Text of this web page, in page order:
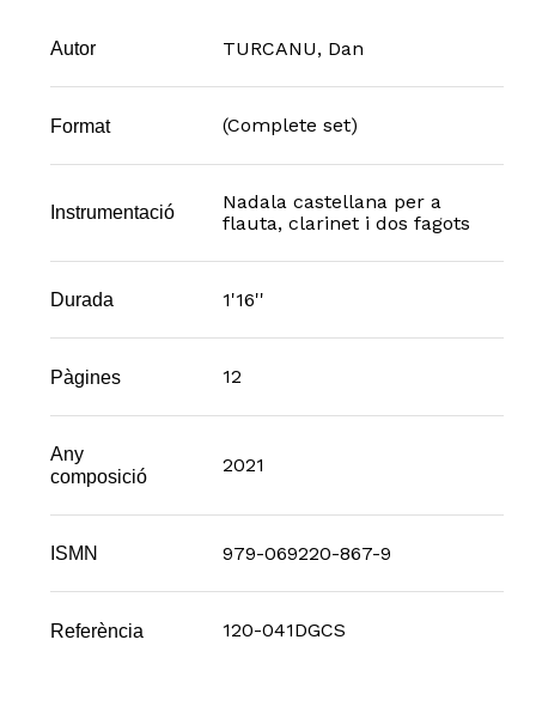
Autor TURCANU, Dan
Format (Complete set)
Instrumentació
Nadala castellana per a
flauta, clarinet i dos fagots
Durada 1'16''
Pàgines 12
Any
composició
2021
ISMN 979-069220-867-9
Referència 120-041DGCS